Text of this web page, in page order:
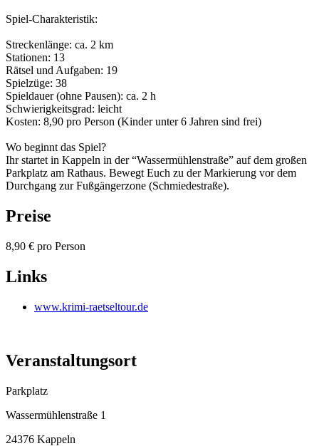
Spiel-Charakteristik:
Streckenlänge: ca. 2 km
Stationen: 13
Rätsel und Aufgaben: 19
Spielzüge: 38
Spieldauer (ohne Pausen): ca. 2 h
Schwierigkeitsgrad: leicht
Kosten: 8,90 pro Person (Kinder unter 6 Jahren sind frei)
Wo beginnt das Spiel?
Ihr startet in Kappeln in der “Wassermühlenstraße” auf dem großen
Parkplatz am Rathaus. Bewegt Euch zu der Markierung vor dem
Durchgang zur Fußgängerzone (Schmiedestraße).
Preise
8,90 € pro Person
Links
www.krimi-raetseltour.de
Veranstaltungsort
Parkplatz
Wassermühlenstraße 1
24376 Kappeln